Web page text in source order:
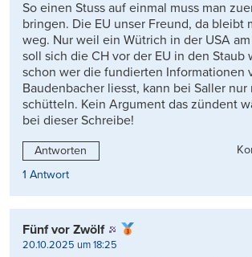
So einen Stuss auf einmal muss man
bringen. Die EU unser Freund, da bleibt
weg. Nur weil ein Wütrich in der USA
soll sich die CH vor der EU in den Staub
schon wer die fundierten Informationen
Baudenbacher liesst, kann bei Saller
schütteln. Kein Argument das zündent
bei dieser Schreibe!
Antworten
1 Antwort
Fünf vor Zwölf
20.10.2025 um 18:25